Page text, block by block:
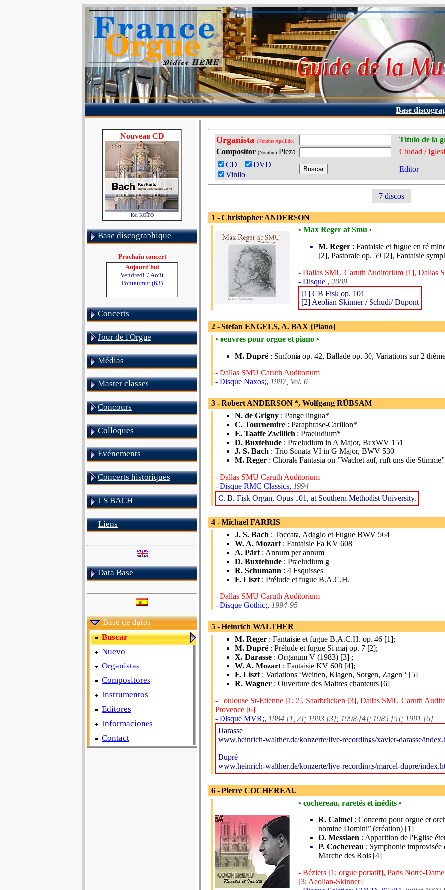
Base
Nouveau CD
Kei KOÏTO
Base discographique
- Prochain concert -
Aujourd'hui
Vendredi 7 Août
Pontaumur (63)
Concerts
Jour de l'Orgue
Médias
Master classes
Concours
Colloques
Evénements
Concerts historiques
J S BACH
Liens
Data Base
Base de datos
Buscar
Nuevo
Organistas
Compositores
Instrumentos
Editores
Informaciones
Contact
Organista (Nombre Apellido)
Título de la
Compositor (Nombre) Pieza
Ciudad /
CD
DVD
Vinilo
Editor
7 discos
1 - Christopher ANDERSON
• Max Reger at Smu •
M. Reger : Fantaisie et fugue en ré
[2], Pastorale op. 59 [2], Fantaisie
- Dallas SMU Caruth Auditorium [1], Dallas
- Disque , 2009
[1] CB Fisk op. 101
[2] Aeolian Skinner / Schudi/ Dupont
2 - Stefan ENGELS, A. BAX {Piano}
• oeuvres pour orgue et piano •
M. Dupré : Sinfonia op. 42, Ballade op. 30, Variations sur 2
- Dallas SMU Caruth Auditorium
- Disque Naxos;, 1997, Vol. 6
3 - Robert ANDERSON *, Wolfgang RÜBSAM
N. de Grigny : Pange lingua*
C. Tournemire : Paraphrase-Carillon*
E. Taaffe Zwillich : Praeludium*
D. Buxtehude : Praeludium in A Major, BuxWV 151
J. S. Bach : Trio Sonata VI in G Major, BWV 530
M. Reger : Chorale Fantasia on ”Wachet auf, ruft uns die
- Dallas SMU Caruth Auditorium
- Disque RMC Classics, 1994
C. B. Fisk Organ, Opus 101, at Southern Methodist University.
4 - Michael FARRIS
J. S. Bach : Toccata, Adagio et Fugue BWV 564
W. A. Mozart : Fantaisie Fa KV 608
A. Pärt : Annum per annum
D. Buxtehude : Praeludium g
R. Schumann : 4 Esquisses
F. Liszt : Prélude et fugue B.A.C.H.
- Dallas SMU Caruth Auditorium
- Disque Gothic;, 1994-95
5 - Heinrich WALTHER
M. Reger : Fantaisie et fugue B.A.C.H. op. 46 [1];
M. Dupré : Prélude et fugue Si maj op. 7 [2];
X. Darasse : Organum V (1983) [3] ;
W. A. Mozart : Fantaisie KV 608 [4];
F. Liszt : Variations ‘Weinen, Klagen, Sorgen, Zagen ‘ [5]
R. Wagner : Ouverture des Maitres chanteurs [6]
- Toulouse St-Etienne [1; 2], Saarbrücken [3], Dallas SMU Caruth
Provence [6]
- Disque MVR;, 1984 [1, 2]; 1993 [3]; 1998 [4]; 1985 [5]; 1991 [6]
Darasse
www.heinrich-walther.de/konzerte/live-recordings/xavier-darasse/
Dupré
www.heinrich-walther.de/konzerte/live-recordings/marcel-dupre/
6 - Pierre COCHEREAU
• cochereau, raretés et inédits •
R. Calmel : Concerto pour orgue et
nomine Domini” (création) [1]
O. Messiaen : Apparition de l'Eglise
P. Cochereau : Symphonie improvisée
Marche des Rois [4]
- Béziers [1; orgue portatif], Paris Notre-
[3; Aeolian-Skinner]